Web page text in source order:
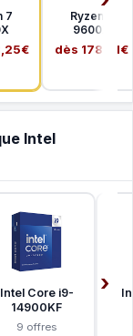
7
Ryzen 5
9600X
dès 178,41€
Intel
Intel Core i9-
14900KF
9 offres